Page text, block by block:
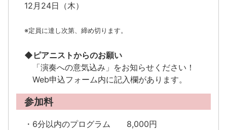
12月24日（木）
※定員に達し次第、締め切ります。
◆ピアニストからのお願い
「演奏への意気込み」をお知らせください！
Web申込フォーム内に記入欄があります。
参加料
・6分以内のプログラム 8,000円